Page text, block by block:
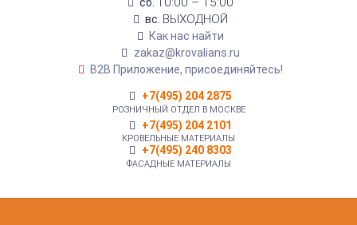
вс. ВЫХОДНОЙ
Как нас найти
zakaz@krovalians.ru
B2B Приложение, присоединяйтесь!
+7(495) 204 2875
РОЗНИЧНЫЙ ОТДЕЛ В МОСКВЕ
+7(495) 204 2101
КРОВЕЛЬНЫЕ МАТЕРИАЛЫ
+7(495) 240 8303
ФАСАДНЫЕ МАТЕРИАЛЫ